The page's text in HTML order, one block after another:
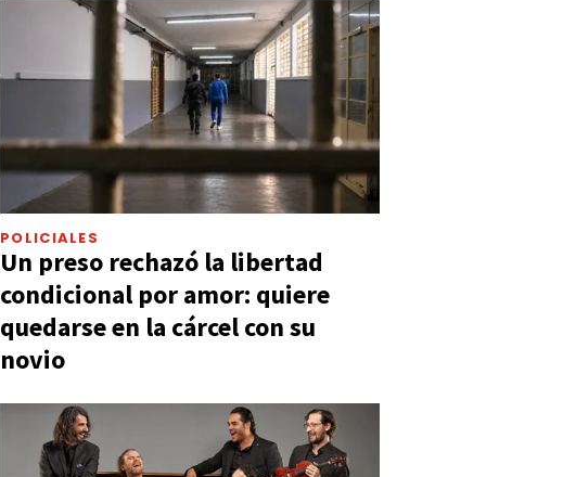
POLICIALES
Un preso rechazó la libertad
condicional por amor: quiere
quedarse en la cárcel con su
novio